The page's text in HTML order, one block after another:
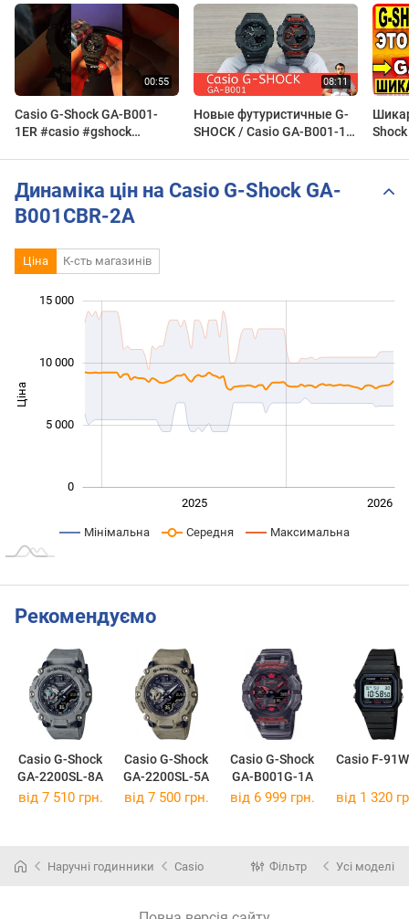
Casio G-Shock GA-B001-
1ER #casio #gshock
Новые футуристичные G-
SHOCK / Casio GA-B001-1A
Динаміка цін на Casio G-Shock GA-
B001CBR-2A
Ціна К-сть магазинів
Ціна
0
10 000
15 000
5 000
2025 2026
Мінімальна Середня Максимальна
Рекомендуємо
Casio G-Shock
GA-2200SL-8A
Casio G-Shock
GA-2200SL-5A
Casio G-Shock
GA-B001G-1A
Casio F-
від 7 510 грн. від 7 500 грн. від 6 999 грн. від 1 320
Наручні годинники Casio Фільтр Усі моделі